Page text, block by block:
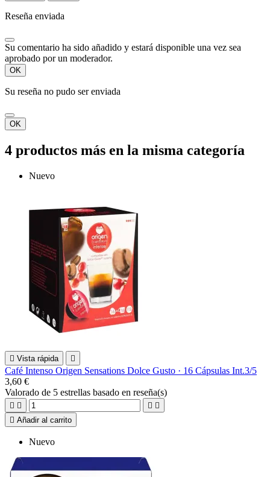
Reseña enviada
Su comentario ha sido añadido y estará disponible una vez sea
aprobado por un moderador.
OK
Su reseña no pudo ser enviada
OK
4 productos más en la misma categoría
Nuevo
 Vista rápida 
Café Intenso Origen Sensations Dolce Gusto · 16 Cápsulas Int.3/5
3,60 €
Valorado de 5 estrellas basado en reseña(s)
   
 Añadir al carrito
Nuevo